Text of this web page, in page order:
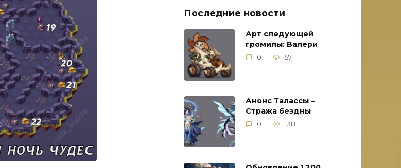
Последние новости
Арт следующей
громилы: Валери
0 57
Анонс Талассы –
Стража бездны
0 138